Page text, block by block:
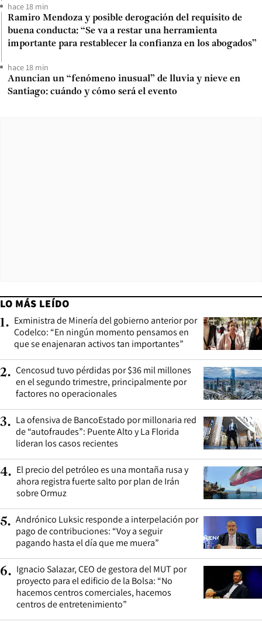
hace 18 min
Ramiro Mendoza y posible derogación del requisito de
buena conducta: “Se va a restar una herramienta
importante para restablecer la confianza en los abogados”
hace 18 min
Anuncian un “fenómeno inusual” de lluvia y nieve en
Santiago: cuándo y cómo será el evento
LO MÁS LEÍDO
1. Exministra de Minería del gobierno anterior por
Codelco: “En ningún momento pensamos en
que se enajenaran activos tan importantes”
2. Cencosud tuvo pérdidas por $36 mil millones
en el segundo trimestre, principalmente por
factores no operacionales
3. La ofensiva de BancoEstado por millonaria red
de “autofraudes”: Puente Alto y La Florida
lideran los casos recientes
4. El precio del petróleo es una montaña rusa y
ahora registra fuerte salto por plan de Irán
sobre Ormuz
5. Andrónico Luksic responde a interpelación por
pago de contribuciones: “Voy a seguir
pagando hasta el día que me muera”
6. Ignacio Salazar, CEO de gestora del MUT por
proyecto para el edificio de la Bolsa: “No
hacemos centros comerciales, hacemos
centros de entretenimiento”